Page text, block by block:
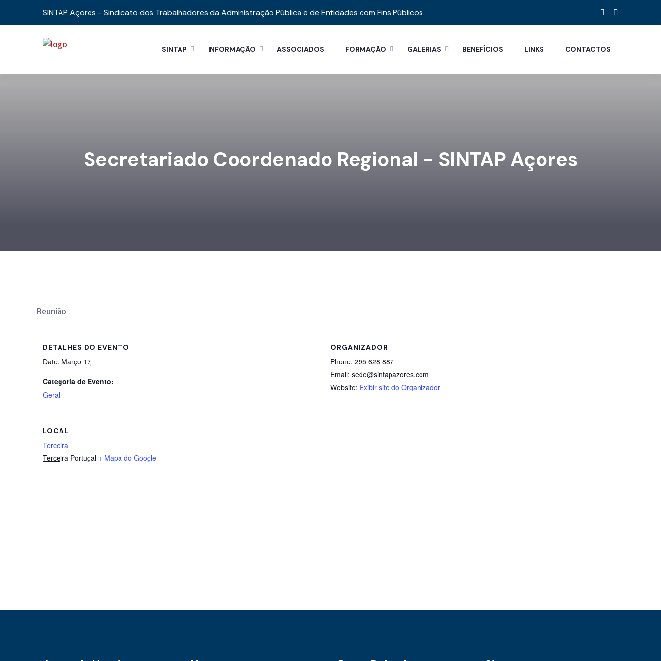
SINTAP Açores - Sindicato dos Trabalhadores da Administração Pública e de Entidades com Fins Públicos
SINTAP INFORMAÇÃO ASSOCIADOS FORMAÇÃO GALERIAS BENEFÍCIOS LINKS CONTACTOS
Secretariado Coordenado Regional - SINTAP Açores
Reunião
DETALHES DO EVENTO
Date: Março 17
Categoria de Evento:
Geral
ORGANIZADOR
Phone: 295 628 887
Email: sede@sintapazores.com
Website: Exibir site do Organizador
LOCAL
Terceira
Terceira Portugal + Mapa do Google